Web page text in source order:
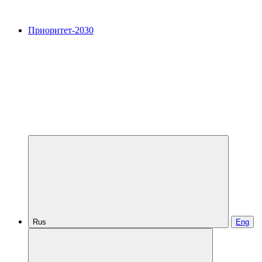
Приоритет-2030
Rus Eng